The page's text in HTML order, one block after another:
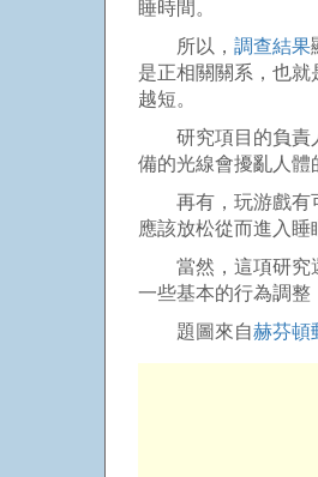
睡時間。
所以， 調查結果
是正相關關系，也
越短。
研究項目的負責人
備的光線會擾亂人體
再有，玩游戲有可
應該放松從而進入睡
當然，這項研究還
一些基本的行為調整
題圖來自赫芬頓